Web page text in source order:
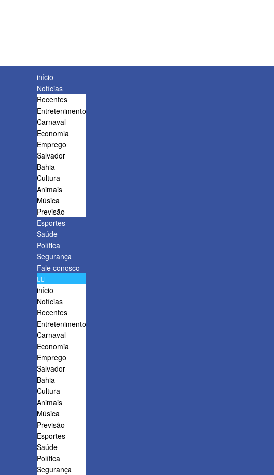
início
Notícias
Recentes
Entretenimento
Carnaval
Economia
Emprego
Salvador
Bahia
Cultura
Animais
Música
Previsão
Esportes
Saúde
Política
Segurança
Fale conosco
início
Notícias
Recentes
Entretenimento
Carnaval
Economia
Emprego
Salvador
Bahia
Cultura
Animais
Música
Previsão
Esportes
Saúde
Política
Segurança